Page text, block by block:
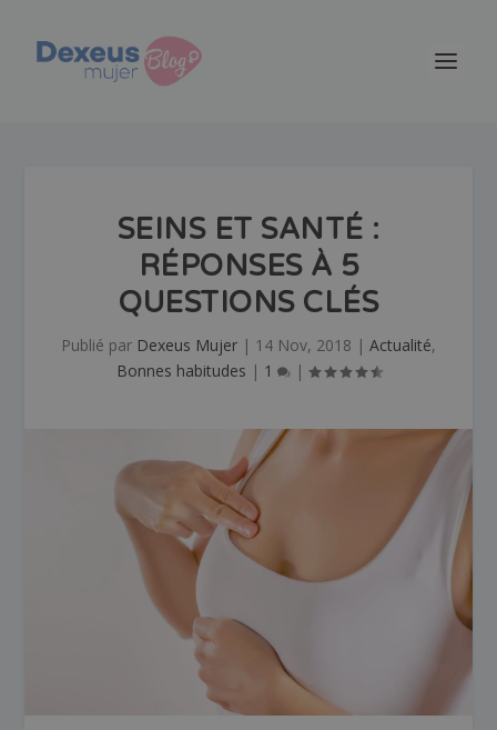
SEINS ET SANTÉ :
RÉPONSES À 5
QUESTIONS CLÉS
Publié par Dexeus Mujer | 14 Nov, 2018 | Actualité,
Bonnes habitudes | 1 |